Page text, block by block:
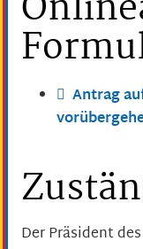
Antrag
Der Präsident